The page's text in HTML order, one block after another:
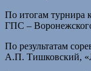
По итогам турнира
ГПС –
По результатам
А.П. Тишковский,